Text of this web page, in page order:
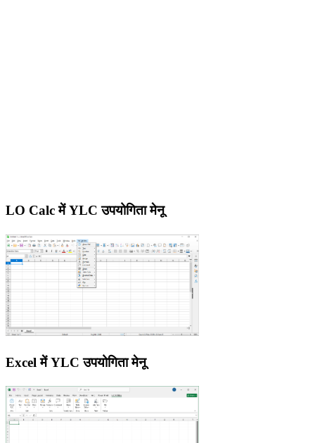
LO Calc में YLC उपयोगिता मेनू
Excel में YLC उपयोगिता मेनू